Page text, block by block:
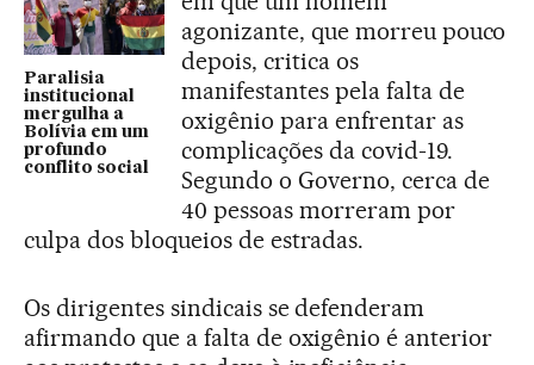
Paralisia
institucional
mergulha a
Bolívia em um
profundo
conflito social
agonizante, que morreu pouco
depois, critica os
manifestantes pela falta de
oxigênio para enfrentar as
complicações da covid-19.
Segundo o Governo, cerca de
40 pessoas morreram por
culpa dos bloqueios de estradas.
Os dirigentes sindicais se defenderam
afirmando que a falta de oxigênio é anterior